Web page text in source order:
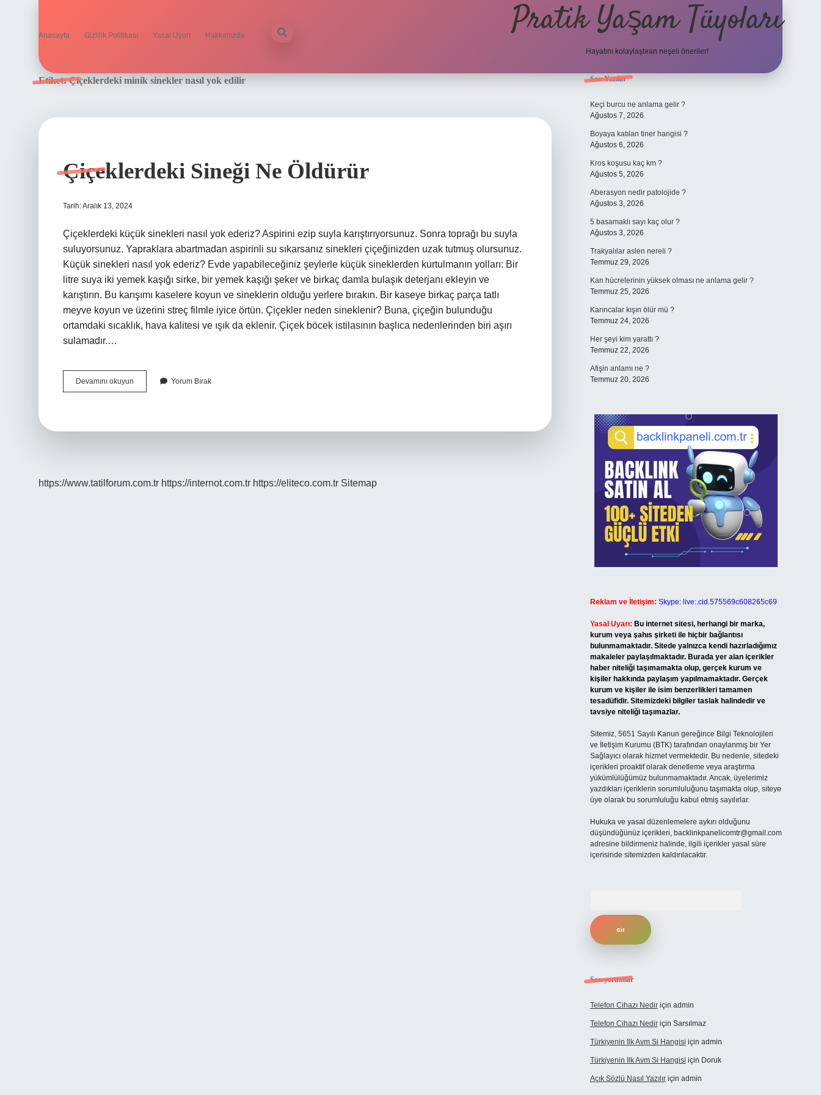
Anasayfa Gizlilik Politikası Yasal Uyarı Hakkımızda Pratik Yaşam Tüyoları
Hayatını kolaylaştıran neşeli öneriler!
Etiket:Çiçeklerdeki minik sinekler nasıl yok edilir
Çiçeklerdeki Sineği Ne Öldürür
Tarih: Aralık 13, 2024
Çiçeklerdeki küçük sinekleri nasıl yok ederiz? Aspirini ezip suyla karıştırıyorsunuz. Sonra toprağı bu suyla
suluyorsunuz. Yapraklara abartmadan aspirinli su sıkarsanız sinekleri çiçeğinizden uzak tutmuş olursunuz.
Küçük sinekleri nasıl yok ederiz? Evde yapabileceğiniz şeylerle küçük sineklerden kurtulmanın yolları: Bir
litre suya iki yemek kaşığı sirke, bir yemek kaşığı şeker ve birkaç damla bulaşık deterjanı ekleyin ve
karıştırın. Bu karışımı kaselere koyun ve sineklerin olduğu yerlere bırakın. Bir kaseye birkaç parça tatlı
meyve koyun ve üzerini streç filmle iyice örtün. Çiçekler neden sineklenir? Buna, çiçeğin bulunduğu
ortamdaki sıcaklık, hava kalitesi ve ışık da eklenir. Çiçek böcek istilasının başlıca nedenlerinden biri aşırı
sulamadır.…
Devamını okuyun Çiçeklerdeki
Sineği
Yorum Bırak
https://www.tatilforum.com.tr https://internot.com.tr https://eliteco.com.tr Sitemap
Sidebar
Son Yazılar
Keçi burcu ne anlama gelir ?
Ağustos 7, 2026
Boyaya katılan tiner hangisi ?
Ağustos 6, 2026
Kros koşusu kaç km ?
Ağustos 5, 2026
Aberasyon nedir patolojide ?
Ağustos 3, 2026
5 basamaklı sayı kaç olur ?
Ağustos 3, 2026
Trakyalılar aslen nereli ?
Temmuz 29, 2026
Kan hücrelerinin yüksek olması ne anlama gelir ?
Temmuz 25, 2026
Karıncalar kışın ölür mü ?
Temmuz 24, 2026
Her şeyi kim yarattı ?
Temmuz 22, 2026
Afişin anlamı ne ?
Temmuz 20, 2026
Reklam ve İletişim: Skype: live:.cid.575569c608265c69
Yasal Uyarı: Bu internet sitesi, herhangi bir marka,
kurum veya şahıs şirketi ile hiçbir bağlantısı
bulunmamaktadır. Sitede yalnızca kendi hazırladığımız
makaleler paylaşılmaktadır. Burada yer alan içerikler
haber niteliği taşımamakta olup, gerçek kurum ve
kişiler hakkında paylaşım yapılmamaktadır. Gerçek
kurum ve kişiler ile isim benzerlikleri tamamen
tesadüfidir. Sitemizdeki bilgiler taslak halindedir ve
tavsiye niteliği taşımazlar.
Sitemiz, 5651 Sayılı Kanun gereğince Bilgi Teknolojileri
ve İletişim Kurumu (BTK) tarafından onaylanmış bir Yer
Sağlayıcı olarak hizmet vermektedir. Bu nedenle, sitedeki
içerikleri proaktif olarak denetleme veya araştırma
yükümlülüğümüz bulunmamaktadır. Ancak, üyelerimiz
yazdıkları içeriklerin sorumluluğunu taşımakta olup, siteye
üye olarak bu sorumluluğu kabul etmiş sayılırlar.
Hukuka ve yasal düzenlemelere aykırı olduğunu
düşündüğünüz içerikleri, backlinkpanelicomtr@gmail.com
adresine bildirmeniz halinde, ilgili içerikler yasal süre
içerisinde sitemizden kaldırılacaktır.
Son yorumlar
Telefon Cihazı Nediriçin admin
Telefon Cihazı Nediriçin Sarsılmaz
Türkiyenin Ilk Avm Si Hangisi için admin
Türkiyenin Ilk Avm Si Hangisi için Doruk
Açık Sözlü Nasıl Yazılıriçin admin